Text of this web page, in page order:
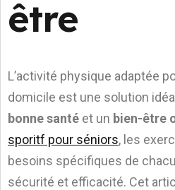
être
L’activité physique adaptée
domicile est une solution
bonne santé et un bien-être
sporitf pour séniors, les
besoins spécifiques de
sécurité et efficacité. Cet